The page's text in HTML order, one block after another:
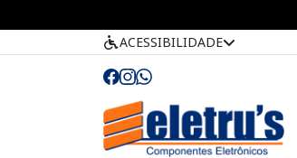
ACESSIBILIDADE